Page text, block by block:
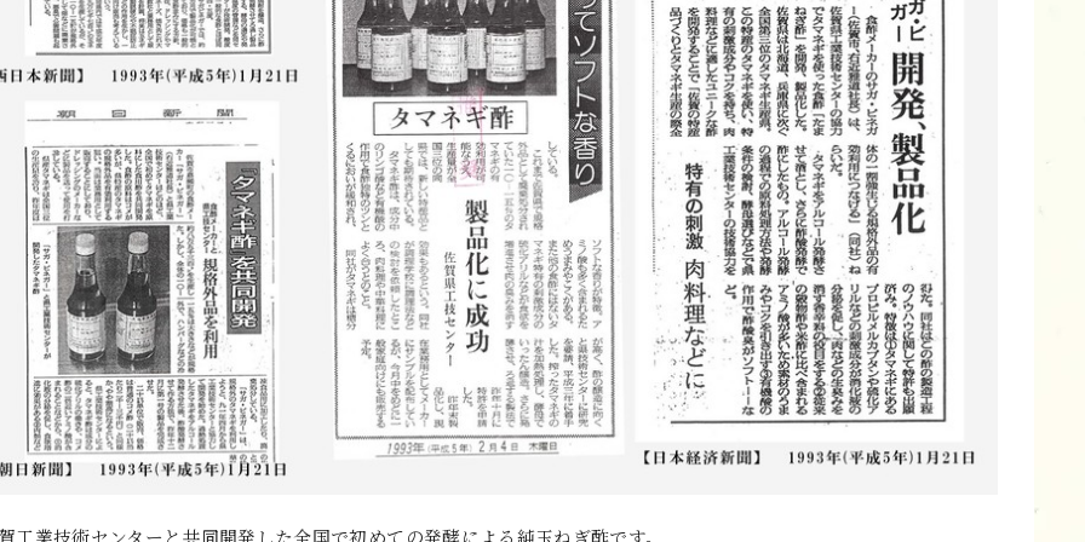
工業技術センターと共同開発した全国で初めての発酵による純玉ねぎ酢です。